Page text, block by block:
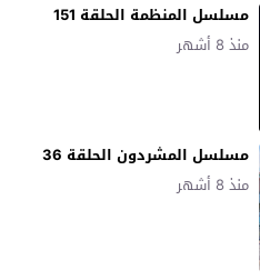
مسلسل المنظمة الحلقة 151
منذ 8 أشهر
مسلسل المشردون الحلقة 36
منذ 8 أشهر